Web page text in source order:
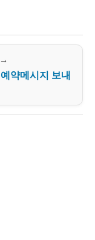
약메시지 보내